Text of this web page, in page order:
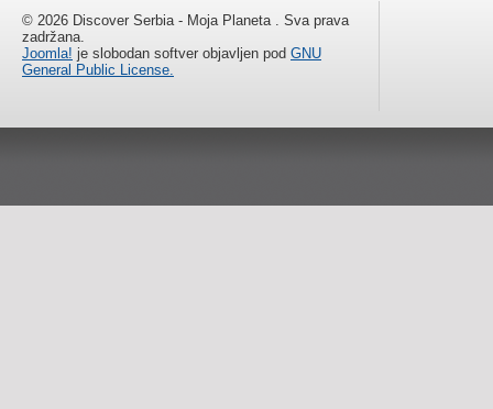
© 2026 Discover Serbia - Moja Planeta . Sva prava
zadržana.
Joomla! je slobodan softver objavljen pod GNU
General Public License.